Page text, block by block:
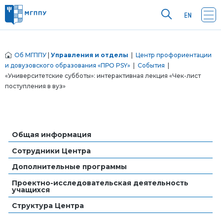
Об МГППУ Управления и отделы
Центр профориентации
и довузовского образования «ПРО PSY»
События
«Университетские субботы»: интерактивная лекция «Чек-лист
поступления в вуз»
Общая информация
Сотрудники Центра
Дополнительные программы
Проектно-исследовательская деятельность
учащихся
Структура Центра